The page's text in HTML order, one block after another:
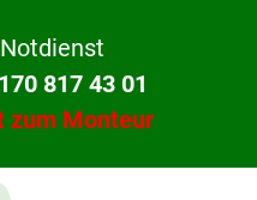
817 43 01
zum Monteur